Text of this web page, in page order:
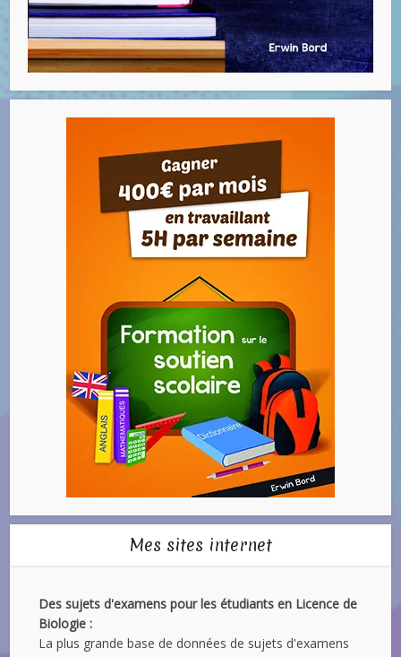
Mes sites internet
Des sujets d'examens pour les étudiants en Licence de
Biologie :
La plus grande base de données de sujets d'examens